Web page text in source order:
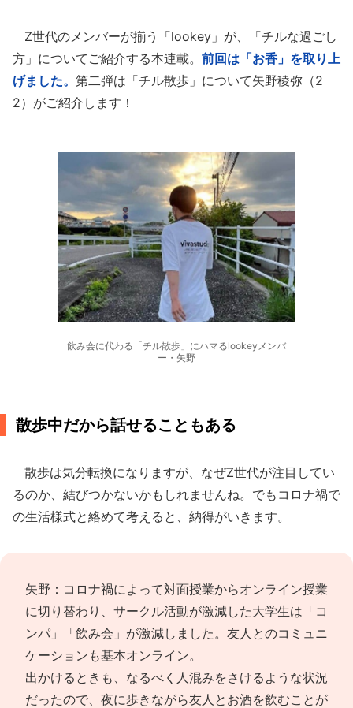
Z世代のメンバーが揃う「lookey」が、「チルな過ごし
方」についてご紹介する本連載。 前回は「お香」を取り上
げました。 第二弾は「チル散歩」について矢野稜弥（2
2）がご紹介します！
飲み会に代わる「チル散歩」にハマるlookeyメンバ
ー・矢野
散歩中だから話せることもある
散歩は気分転換になりますが、なぜZ世代が注目してい
るのか、結びつかないかもしれませんね。でもコロナ禍で
の生活様式と絡めて考えると、納得がいきます。
矢野：コロナ禍によって対面授業からオンライン授業
に切り替わり、サークル活動が激減した大学生は「コ
ンパ」「飲み会」が激減しました。友人とのコミュニ
ケーションも基本オンライン。
出かけるときも、なるべく人混みをさけるような状況
だったので、夜に歩きながら友人とお酒を飲むことが